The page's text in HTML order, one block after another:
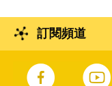
訂閱頻道